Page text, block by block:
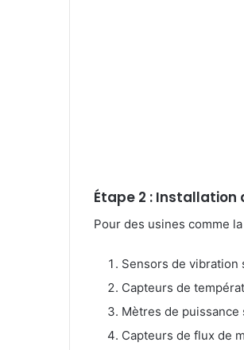
Étape 2 :
Pour des usines comme
Sensors de vibration
Capteurs de
Mètres de
Capteurs de flux de